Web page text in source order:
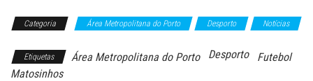
Categoria Área Metropolitana do Porto Desporto Notícias
Etiquetas Área Metropolitana do Porto Desporto
Futebol
Matosinhos